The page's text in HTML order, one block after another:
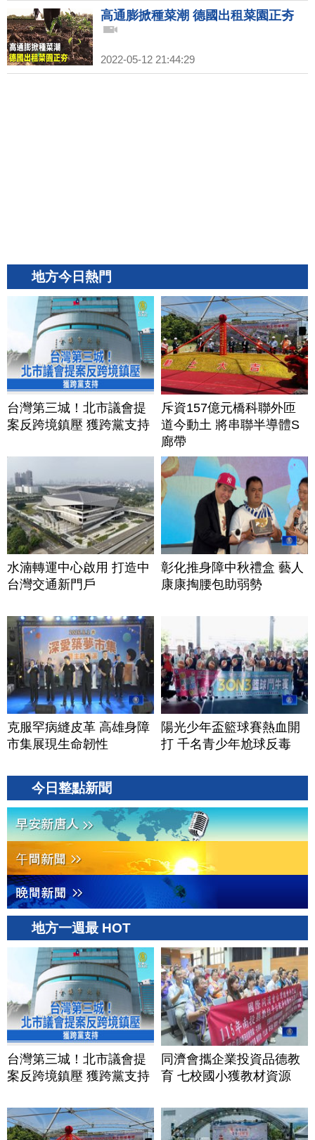
高通膨掀種菜潮 德國出租菜園正夯
2022-05-12 21:44:29
地方今日熱門
台灣第三城！北市議會提
案反跨境鎮壓 獲跨黨支持
斥資157億元橋科聯外匝
道今動土 將串聯半導體S
廊帶
水湳轉運中心啟用 打造中
台灣交通新門戶
彰化推身障中秋禮盒 藝人
康康掏腰包助弱勢
克服罕病縫皮革 高雄身障
市集展現生命韌性
陽光少年盃籃球賽熱血開
打 千名青少年尬球反毒
今日整點新聞
地方一週最 HOT
台灣第三城！北市議會提
案反跨境鎮壓 獲跨黨支持
同濟會攜企業投資品德教
育 七校國小獲教材資源